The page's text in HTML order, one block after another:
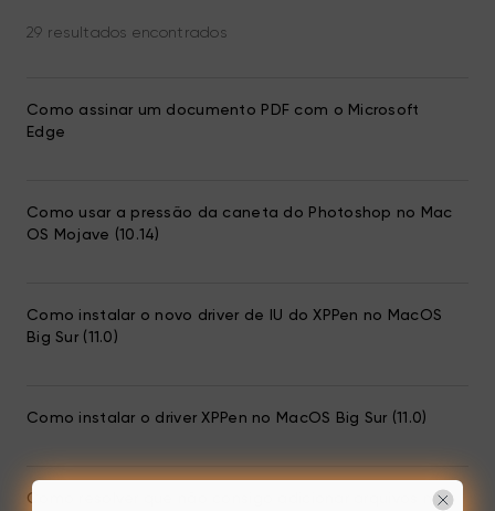
29 resultados encontrados
Como assinar um documento PDF com o Microsoft
Edge
Como usar a pressão da caneta do Photoshop no Mac
OS Mojave (10.14)
Como instalar o novo driver de IU do XPPen no MacOS
Big Sur (11.0)
Como instalar o driver XPPen no MacOS Big Sur (11.0)
Como resolver que não consigo adicionar arquivos no